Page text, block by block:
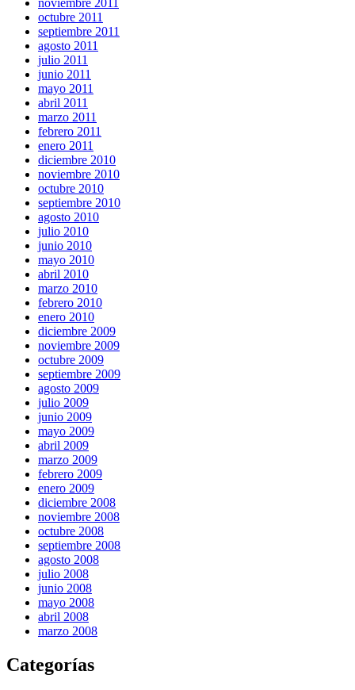
noviembre 2011
octubre 2011
septiembre 2011
agosto 2011
julio 2011
junio 2011
mayo 2011
abril 2011
marzo 2011
febrero 2011
enero 2011
diciembre 2010
noviembre 2010
octubre 2010
septiembre 2010
agosto 2010
julio 2010
junio 2010
mayo 2010
abril 2010
marzo 2010
febrero 2010
enero 2010
diciembre 2009
noviembre 2009
octubre 2009
septiembre 2009
agosto 2009
julio 2009
junio 2009
mayo 2009
abril 2009
marzo 2009
febrero 2009
enero 2009
diciembre 2008
noviembre 2008
octubre 2008
septiembre 2008
agosto 2008
julio 2008
junio 2008
mayo 2008
abril 2008
marzo 2008
Categorías